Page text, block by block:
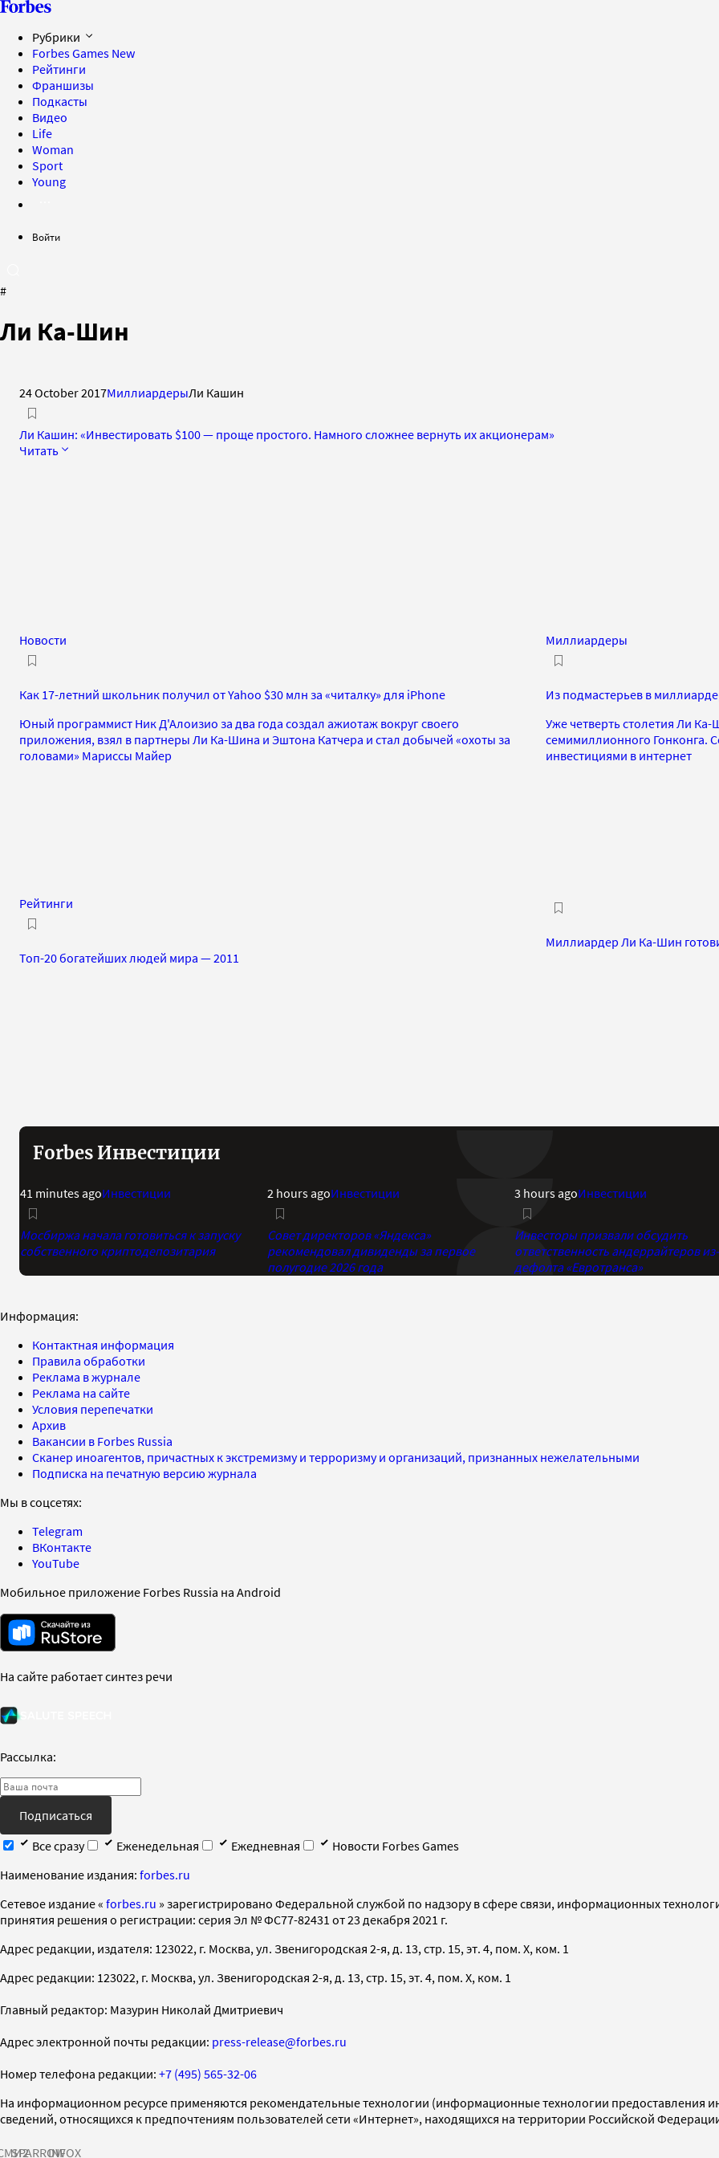
Рубрики
Forbes Games New
Рейтинги
Франшизы
Подкасты
Видео
Life
Woman
Sport
Young
Войти
#
Ли Ка-Шин
24 October 2017МиллиардерыЛи Кашин
Ли Кашин: «Инвестировать $100 — проще простого. Намного сложнее вернуть их акционерам»
Читать
Новости
Как 17-летний школьник получил от Yahoo $30 млн за «читалку» для iPhone
Юный программист Ник Д'Алоизио за два года создал ажиотаж вокруг своего
приложения, взял в партнеры Ли Ка-Шина и Эштона Катчера и стал добычей «охоты за
головами» Мариссы Майер
Миллиардеры
Из подмастерьев в
Уже четверть столетия Ли
семимиллионного Гонконга.
инвестициями в интернет
Рейтинги
Топ-20 богатейших людей мира — 2011
Миллиардер Ли Ка-Шин
Forbes Инвестиции
41 minutes agoИнвестиции
Мосбиржа начала готовиться к запуску
собственного криптодепозитария
2 hours agoИнвестиции
Совет директоров «Яндекса»
рекомендовал дивиденды за первое
полугодие 2026 года
3 hours agoИнвестиции
Инвесторы призвали обсудить
ответственность андеррайтеров
дефолта «Евротранса»
Информация:
Контактная информация
Правила обработки
Реклама в журнале
Реклама на сайте
Условия перепечатки
Архив
Вакансии в Forbes Russia
Сканер иноагентов, причастных к экстремизму и терроризму и организаций, признанных нежелательными
Подписка на печатную версию журнала
Мы в соцсетях:
Telegram
ВКонтакте
YouTube
Мобильное приложение Forbes Russia на Android
На сайте работает синтез речи
Рассылка:
Подписаться
Все сразу
Еженедельная Ежедневная
Новости Forbes Games
Наименование издания: forbes.ru
Cетевое издание « forbes.ru » зарегистрировано Федеральной службой по надзору в сфере связи, информационных
принятия решения о регистрации: серия Эл № ФС77-82431 от 23 декабря 2021 г.
Адрес редакции, издателя: 123022, г. Москва, ул. Звенигородская 2-я, д. 13, стр. 15, эт. 4, пом. X, ком. 1
Адрес редакции: 123022, г. Москва, ул. Звенигородская 2-я, д. 13, стр. 15, эт. 4, пом. X, ком. 1
Главный редактор: Мазурин Николай Дмитриевич
Адрес электронной почты редакции: press-release@forbes.ru
Номер телефона редакции: +7 (495) 565-32-06
На информационном ресурсе применяются рекомендательные технологии (информационные технологии предоставления
сведений, относящихся к предпочтениям пользователей сети «Интернет», находящихся на территории Российской
SPARROWINFOX